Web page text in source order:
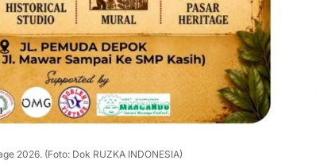
2026. (Foto: Dok RUZKA INDONESIA)